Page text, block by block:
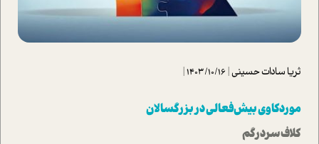
ثریا سادات حسینی|
1403/10/16
|
موردکاوی بیش‌فعالی در بزرگسالان
کلاف سردرگم